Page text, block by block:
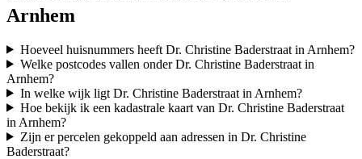
Arnhem
Hoeveel huisnummers heeft Dr. Christine Baderstraat in Arnhem?
Welke postcodes vallen onder Dr. Christine Baderstraat in
Arnhem?
In welke wijk ligt Dr. Christine Baderstraat in Arnhem?
Hoe bekijk ik een kadastrale kaart van Dr. Christine Baderstraat
in Arnhem?
Zijn er percelen gekoppeld aan adressen in Dr. Christine
Baderstraat?